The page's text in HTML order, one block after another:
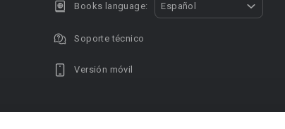
Books language: Español
Soporte técnico
Versión móvil